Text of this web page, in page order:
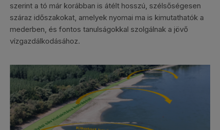
szerint a tó már korábban is átélt hosszú, szélsőségesen
száraz időszakokat, amelyek nyomai ma is kimutathatók a
mederben, és fontos tanulságokkal szolgálnak a jövő
vízgazdálkodásához.